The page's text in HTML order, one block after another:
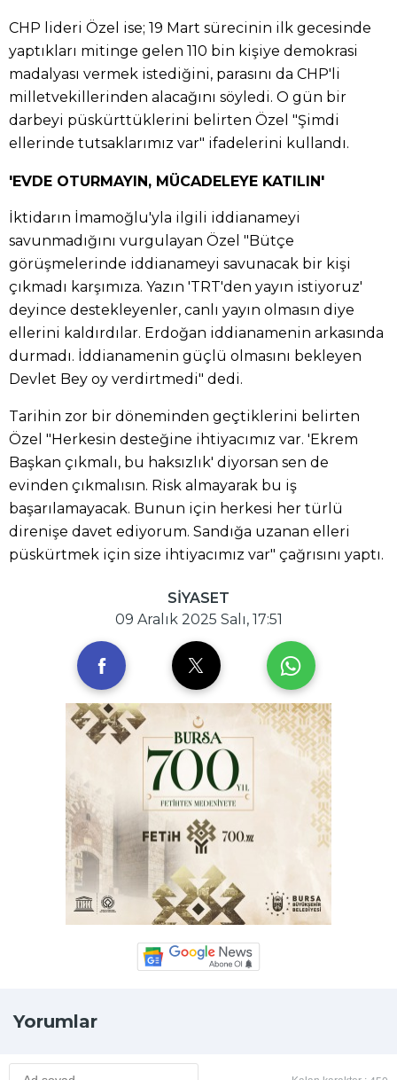
CHP lideri Özel ise; 19 Mart sürecinin ilk gecesinde
yaptıkları mitinge gelen 110 bin kişiye demokrasi
madalyası vermek istediğini, parasını da CHP'li
milletvekillerinden alacağını söyledi. O gün bir
darbeyi püskürttüklerini belirten Özel "Şimdi
ellerinde tutsaklarımız var" ifadelerini kullandı.
'EVDE OTURMAYIN, MÜCADELEYE KATILIN'
İktidarın İmamoğlu'yla ilgili iddianameyi
savunmadığını vurgulayan Özel "Bütçe
görüşmelerinde iddianameyi savunacak bir kişi
çıkmadı karşımıza. Yazın 'TRT'den yayın istiyoruz'
deyince destekleyenler, canlı yayın olmasın diye
ellerini kaldırdılar. Erdoğan iddianamenin arkasında
durmadı. İddianamenin güçlü olmasını bekleyen
Devlet Bey oy verdirtmedi" dedi.
Tarihin zor bir döneminden geçtiklerini belirten
Özel "Herkesin desteğine ihtiyacımız var. 'Ekrem
Başkan çıkmalı, bu haksızlık' diyorsan sen de
evinden çıkmalısın. Risk almayarak bu iş
başarılamayacak. Bunun için herkesi her türlü
direnişe davet ediyorum. Sandığa uzanan elleri
püskürtmek için size ihtiyacımız var" çağrısını yaptı.
SİYASET
09 Aralık 2025 Salı, 17:51
Yorumlar